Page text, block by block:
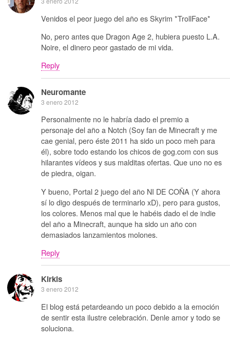
Venidos el peor juego del año es Skyrim *TrollFace*
No, pero antes que Dragon Age 2, hubiera puesto L.A.
Noire, el dinero peor gastado de mi vida.
Reply
Neuromante
3 enero 2012
Personalmente no le habría dado el premio a
personaje del año a Notch (Soy fan de Minecraft y me
cae genial, pero éste 2011 ha sido un poco meh para
él), sobre todo estando los chicos de gog.com con sus
hilarantes vídeos y sus malditas ofertas. Que uno no es
de piedra, oigan.
Y bueno, Portal 2 juego del año NI DE COÑA (Y ahora
sí lo digo después de terminarlo xD), pero para gustos,
los colores. Menos mal que le habéis dado el de indie
del año a Minecraft, aunque ha sido un año con
demasiados lanzamientos molones.
Reply
Kirkis
3 enero 2012
El blog está petardeando un poco debido a la emoción
de sentir esta ilustre celebración. Denle amor y todo se
soluciona.